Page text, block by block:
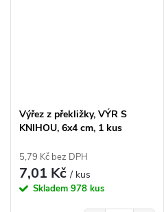
Výřez z překližky, VÝR S
KNIHOU, 6x4 cm, 1 kus
5,79 Kč bez DPH
7,01 Kč/ kus
Skladem 978 kus